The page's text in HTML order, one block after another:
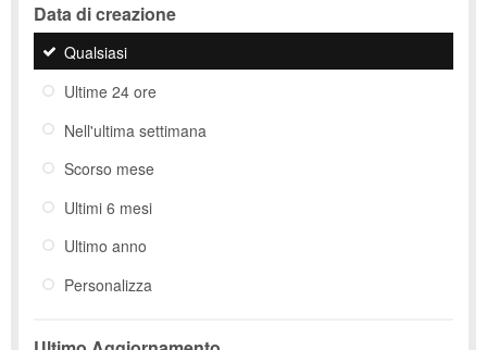
Data di creazione
Qualsiasi
Ultime 24 ore
Nell'ultima settimana
Scorso mese
Ultimi 6 mesi
Ultimo anno
Personalizza